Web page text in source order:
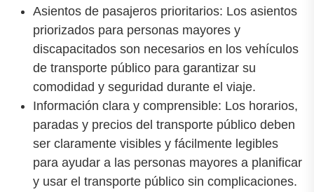
Asientos de pasajeros prioritarios: Los asientos
priorizados para personas mayores y
discapacitados son necesarios en los vehículos
de transporte público para garantizar su
comodidad y seguridad durante el viaje.
Información clara y comprensible: Los horarios,
paradas y precios del transporte público deben
ser claramente visibles y fácilmente legibles
para ayudar a las personas mayores a planificar
y usar el transporte público sin complicaciones.